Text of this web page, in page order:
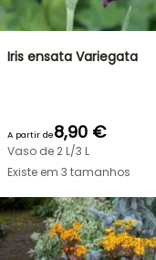
Iris ensata Variegata
A partir de8,90 €
Vaso de 2 L/3 L
Existe em 3 tamanhos